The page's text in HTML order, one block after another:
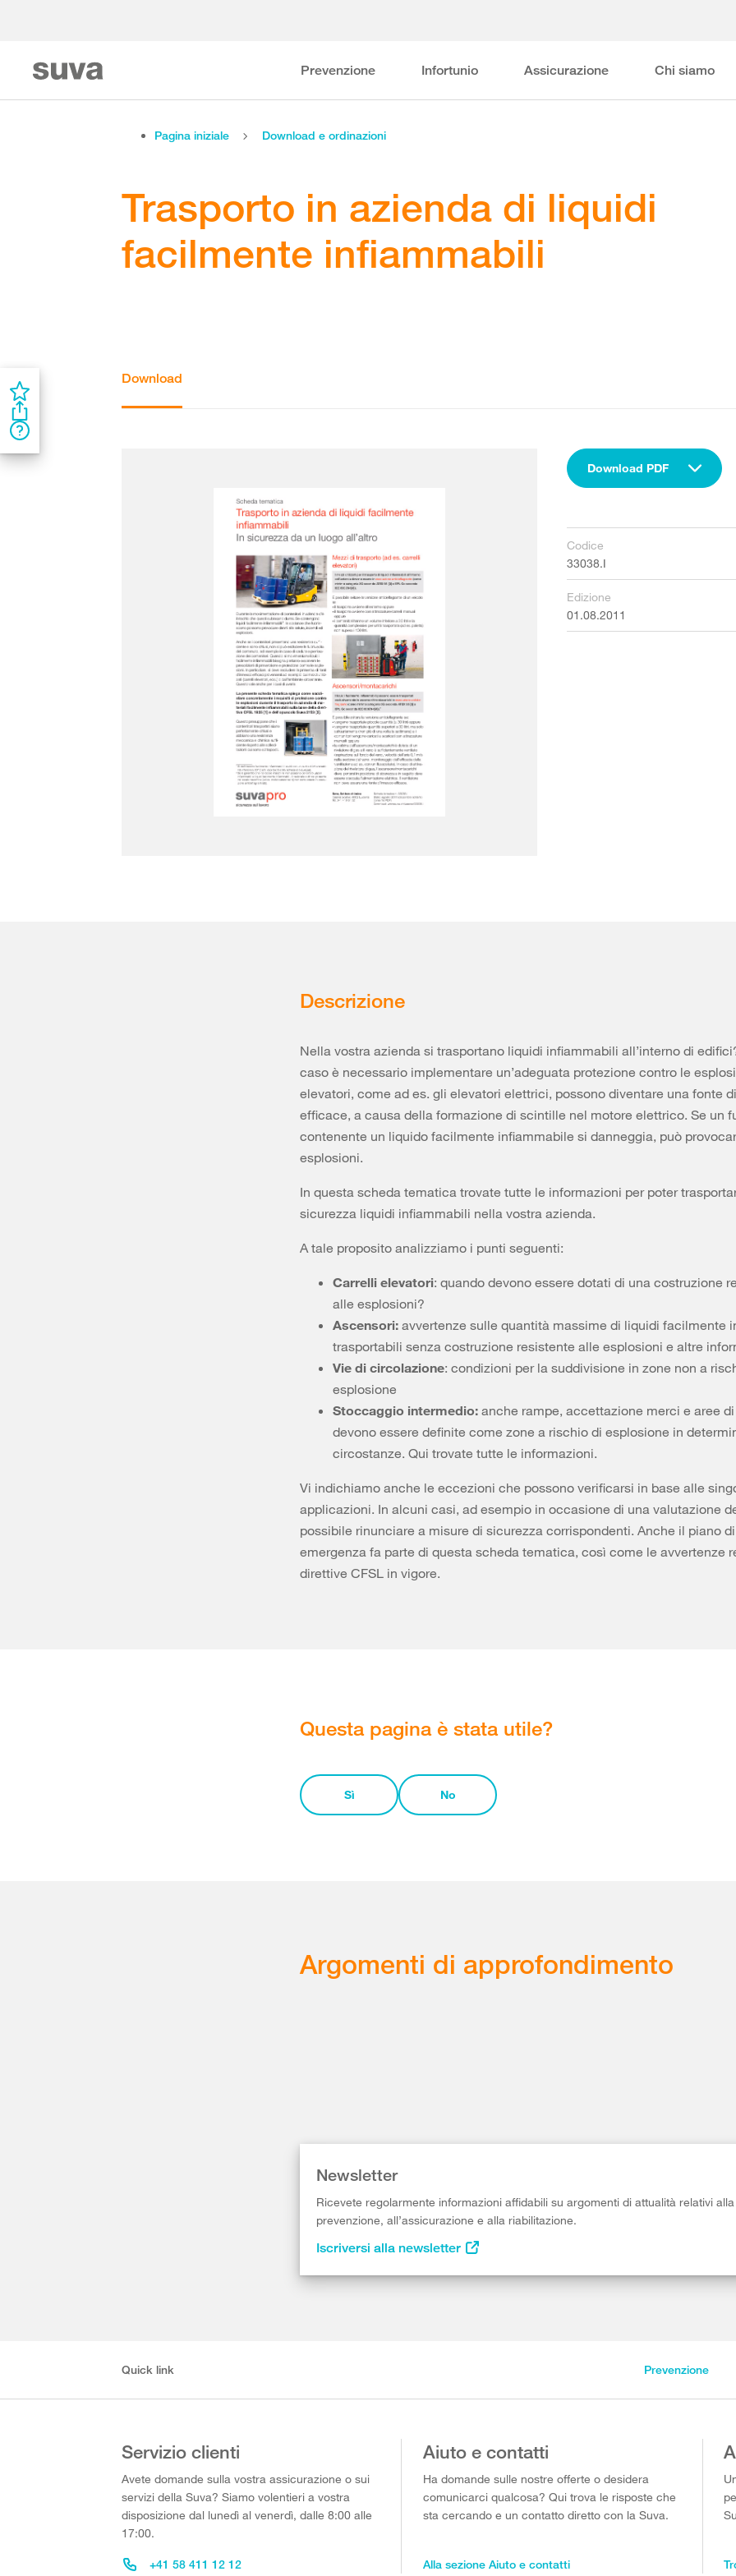
Prevenzione Infortunio Assicurazione Chi siamo
Pagina iniziale Download e ordinazioni
Trasporto in azienda di liquidi
facilmente infiammabili
Download
Download PDF
Codice
33038.I
Edizione
01.08.2011
Descrizione
Nella vostra azienda si trasportano liquidi infiammabili all’interno di
caso è necessario implementare un’adeguata protezione contro le
elevatori, come ad es. gli elevatori elettrici, possono diventare una fonte
efficace, a causa della formazione di scintille nel motore elettrico. Se un
contenente un liquido facilmente infiammabile si danneggia, può
esplosioni.
In questa scheda tematica trovate tutte le informazioni per poter
sicurezza liquidi infiammabili nella vostra azienda.
A tale proposito analizziamo i punti seguenti:
Carrelli elevatori: quando devono essere dotati di una costruzione
alle esplosioni?
Ascensori: avvertenze sulle quantità massime di liquidi facilmente
trasportabili senza costruzione resistente alle esplosioni e altre
Vie di circolazione: condizioni per la suddivisione in zone non a
esplosione
Stoccaggio intermedio: anche rampe, accettazione merci e aree
devono essere definite come zone a rischio di esplosione in
circostanze. Qui trovate tutte le informazioni.
Vi indichiamo anche le eccezioni che possono verificarsi in base alle
applicazioni. In alcuni casi, ad esempio in occasione di una valutazione
possibile rinunciare a misure di sicurezza corrispondenti. Anche il piano di
emergenza fa parte di questa scheda tematica, così come le avvertenze
direttive CFSL in vigore.
Questa pagina è stata utile?
Sì No
Argomenti di approfondimento
Newsletter
Ricevete regolarmente informazioni affidabili su argomenti di attualità relativi alla
prevenzione, all’assicurazione e alla riabilitazione.
Iscriversi alla newsletter
Quick link Prevenzione
Servizio clienti
Avete domande sulla vostra assicurazione o sui
servizi della Suva? Siamo volentieri a vostra
disposizione dal lunedì al venerdì, dalle 8:00 alle
17:00.
+41 58 411 12 12
Aiuto e contatti
Ha domande sulle nostre offerte o desidera
comunicarci qualcosa? Qui trova le risposte che
sta cercando e un contatto diretto con la Suva.
Alla sezione Aiuto e contatti